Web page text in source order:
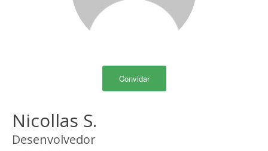
Convidar
Nicollas S.
Desenvolvedor